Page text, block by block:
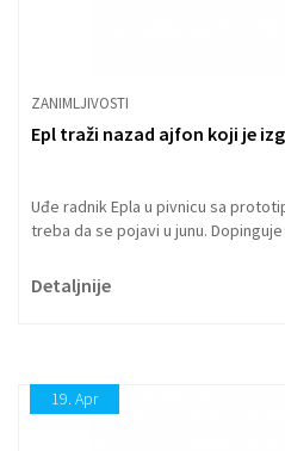
ZANIMLJIVOSTI
Epl traži nazad ajfon koji je
Uđe radnik Epla u pivnicu sa
treba da se pojavi u junu.
jedan od najvažnijih Eplovih
da, ovo se stvarno desilo i nije
Detaljnije
19. Apr